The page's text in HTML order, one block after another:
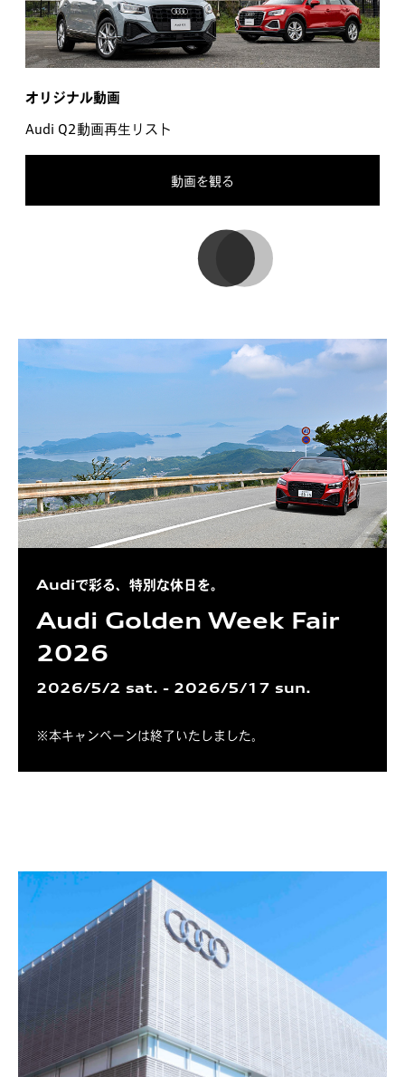
オリジナル動画
Audi Q2動画再生リスト
動画を観る
Audiで彩る、特別な休日を。
Audi Golden Week Fair
2026
2026/5/2 sat. - 2026/5/17 sun.
※本キャンペーンは終了いたしました。